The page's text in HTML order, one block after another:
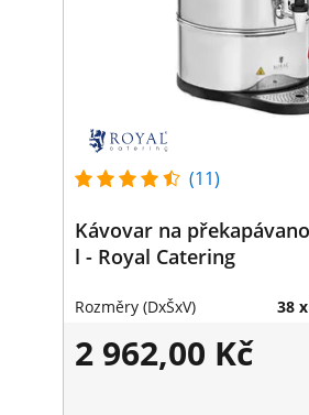
(11)
Kávovar na
l - Royal Catering
Rozměry (DxŠxV) 38
2 962,00 Kč